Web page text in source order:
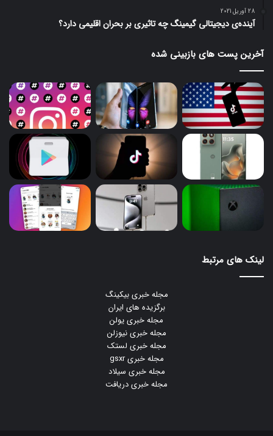
28 آوریل 2021
آینده‌ی دیجیتالی گیمینگ چه تاثیری بر بحران اقلیمی دارد؟
آخرین پست های بازبینی شده
لینک های مرتبط
مجله خبری بیکینگ
برگزیده های ایران
مجله خبری یولن
مجله خبری نیوزلن
مجله خبری لستک
مجله خبری gsxr
مجله خبری سیلاد
مجله خبری دریافت